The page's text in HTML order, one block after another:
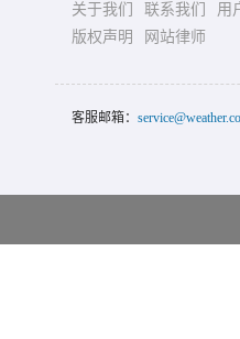
关于我们 联系我们
用
版权声明
网站律师
客服邮箱：